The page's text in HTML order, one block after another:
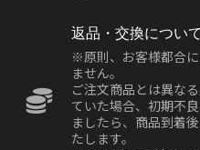
返品・交換について
※原則、お客様都合
ません。
ご注文商品とは異な
ていた場合、初期不
ましたら、商品到着
たします。